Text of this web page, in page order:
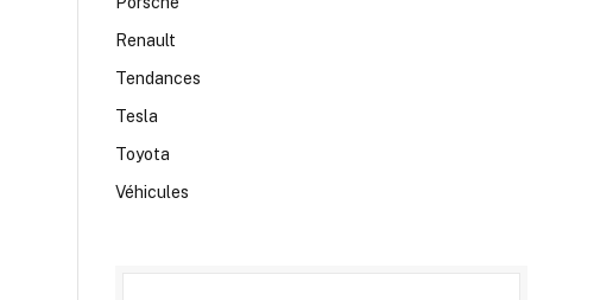
Renault
Tendances
Tesla
Toyota
Véhicules